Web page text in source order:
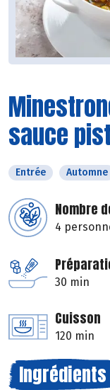
sauce
Entrée Automne
Nombre
4
30 min
Cuisson
120 min
Ingrédients